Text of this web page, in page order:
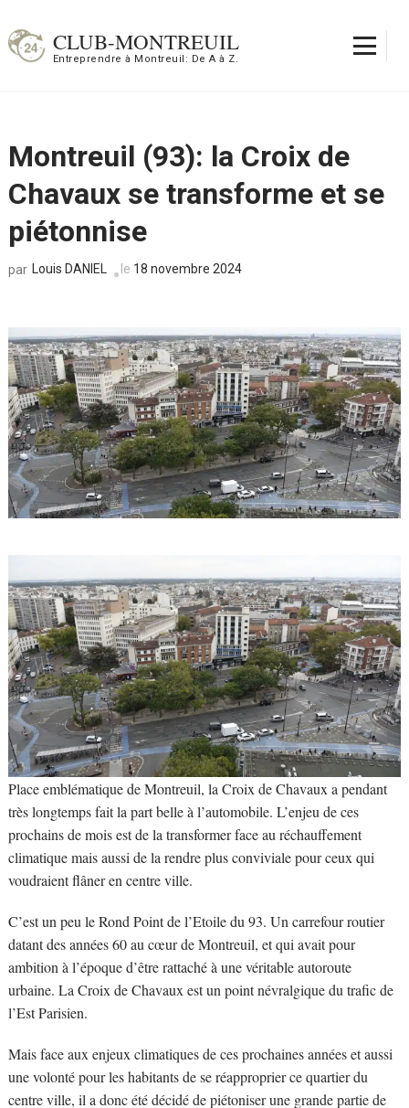
au
contenu
CLUB-MONTREUIL
Entreprendre à Montreuil: De A à Z.
Montreuil (93): la Croix de
Chavaux se transforme et se
piétonnise
par Louis DANIEL le 18 novembre 2024
Place emblématique de Montreuil, la Croix de Chavaux a pendant
très longtemps fait la part belle à l’automobile. L’enjeu de ces
prochains de mois est de la transformer face au réchauffement
climatique mais aussi de la rendre plus conviviale pour ceux qui
voudraient flâner en centre ville.
C’est un peu le Rond Point de l’Etoile du 93. Un carrefour routier
datant des années 60 au cœur de Montreuil, et qui avait pour
ambition à l’époque d’être rattaché à une véritable autoroute
urbaine. La Croix de Chavaux est un point névralgique du trafic de
l’Est Parisien.
Mais face aux enjeux climatiques de ces prochaines années et aussi
une volonté pour les habitants de se réapproprier ce quartier du
centre ville, il a donc été décidé de piétoniser une grande partie de